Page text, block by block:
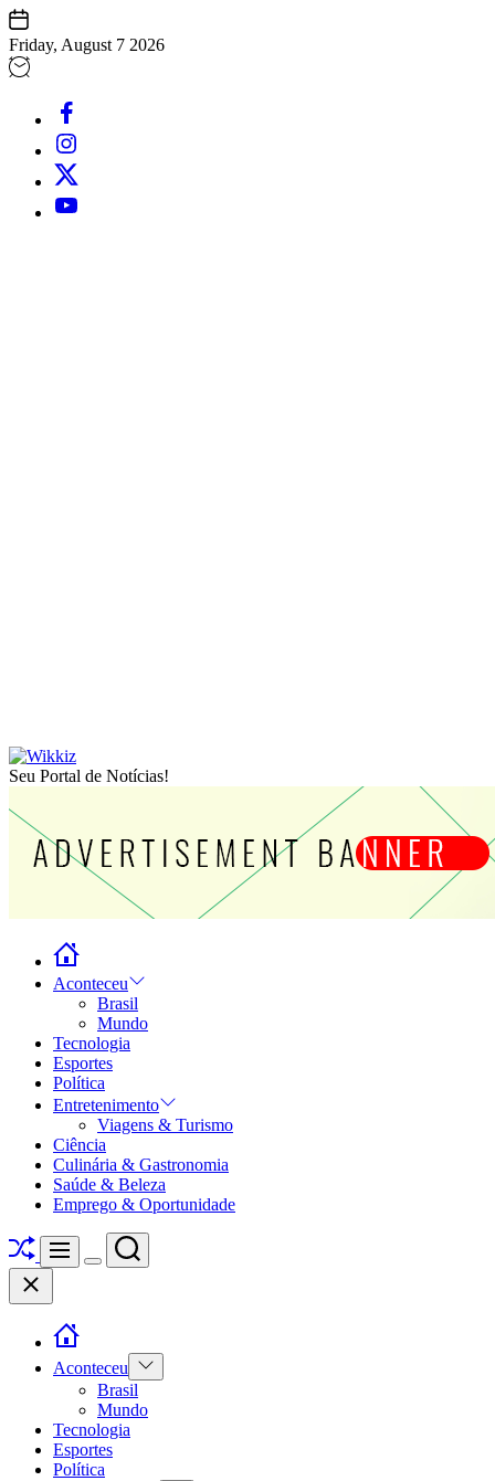
Skip
to
content
Friday, August 7 2026
Facebook
Instagram
Twitter
Youtube
Seu Portal de Notícias!
Aconteceu
Brasil
Mundo
Tecnologia
Esportes
Política
Entretenimento
Viagens & Turismo
Ciência
Culinária & Gastronomia
Saúde & Beleza
Emprego & Oportunidade
ShuffleMenu
Switch
Search
Close
Aconteceu
Show
sub
menu
Brasil
Mundo
Tecnologia
Esportes
Política